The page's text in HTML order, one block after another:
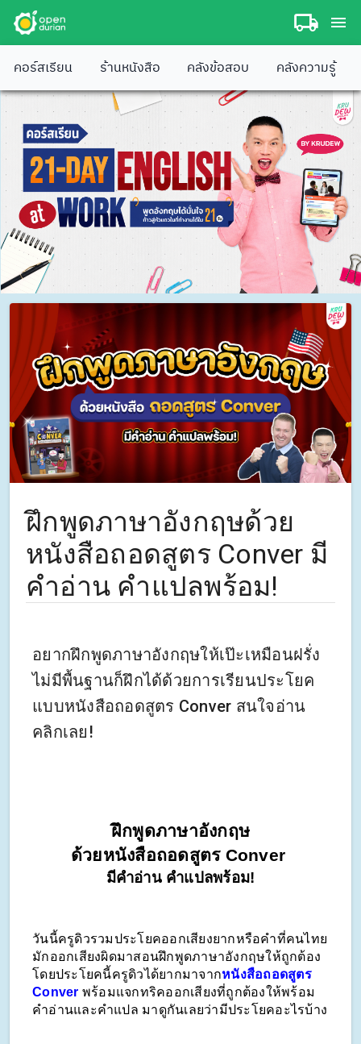
คอร์สเรียน ร้านหนังสือ คลังข้อสอบ คลังความรู้
ฝึกพูดภาษาอังกฤษด้วย
หนังสือถอดสูตร Conver มี
คำอ่าน คำแปลพร้อม!
อยากฝึกพูดภาษาอังกฤษให้เป๊ะเหมือนฝรั่ง
ไม่มีพื้นฐานก็ฝึกได้ด้วยการเรียนประโยค
แบบหนังสือถอดสูตร Conver สนใจอ่าน
คลิกเลย!
ฝึกพูดภาษาอังกฤษ
ด้วยหนังสือถอดสูตร Conver
มีคำอ่าน คำแปลพร้อม!
วันนี้ครูดิวรวมประโยคออกเสียงยากหรือคำที่คนไทย
มักออกเสียงผิดมาสอนฝึกพูดภาษาอังกฤษให้ถูกต้อง
โดยประโยคนี้ครูดิวได้ยากมาจากหนังสือถอดสูตร
Conver พร้อมแจกทริคออกเสียงที่ถูกต้องให้พร้อม
คำอ่านและคำแปล มาดูกันเลยว่ามีประโยคอะไรบ้าง